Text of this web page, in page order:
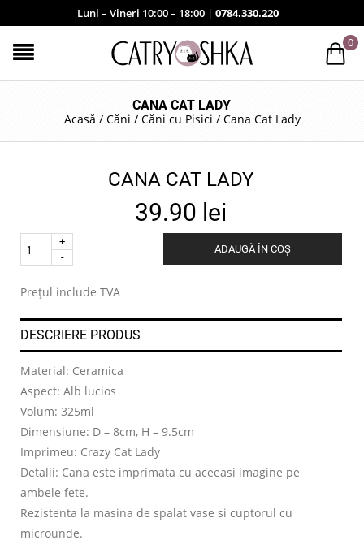
Luni – Vineri 10:00 – 18:00 | 0784.330.220
0
CANA CAT LADY
Acasă / Căni / Căni cu Pisici / Cana Cat Lady
CANA CAT LADY
39.90 lei
Quantity
ADAUGĂ ÎN COȘ
Prețul include TVA
DESCRIERE PRODUS
Material: Ceramica
Aspect: Alb lucios
Volum: 325ml
Dimensiune: D – 8cm, H – 9.5cm
Imprimeu: Crazy Cat Lady
Detalii: Cana este imprimata cu aceeasi imagine pe
ambele fete.
Rezistenta la masina de spalat vase si cuptorul cu
microunde.